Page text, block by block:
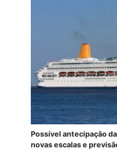
Possível antecipação
novas escalas e